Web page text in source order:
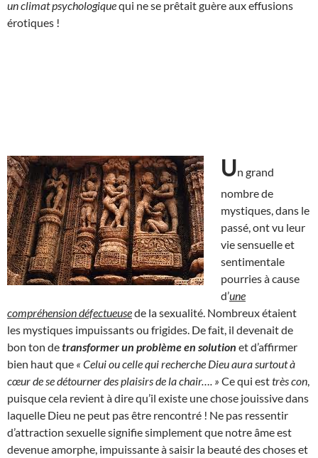
un climat psychologiquequi ne se prêtait guère aux effusions
érotiques !
Un grand
nombre de
mystiques, dans le
passé, ont vu leur
vie sensuelle et
sentimentale
pourries à cause
d’une
compréhension défectueusede la sexualité. Nombreux étaient
les mystiques impuissants ou frigides. De fait, il devenait de
bon ton detransformer un problème en solution et d’affirmer
bien haut que « Celui ou celle qui recherche Dieu aura surtout à
cœur de se détourner des plaisirs de la chair…. » Ce qui esttrès con
puisque cela revient à dire qu’il existe une chose jouissive dans
laquelle Dieu ne peut pas être rencontré ! Ne pas ressentir
d’attraction sexuelle signifie simplement que notre âme est
devenue amorphe, impuissante à saisir la beauté des choses et